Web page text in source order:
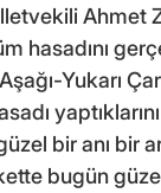
Ahmet
hasadını
Yukarı
bir anı bir
bugün